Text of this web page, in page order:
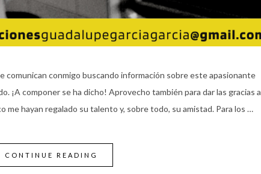
comunican conmigo buscando información sobre este apasionante
¡A componer se ha dicho! Aprovecho también para dar las gracias a
me hayan regalado su talento y, sobre todo, su amistad. Para los …
CONTINUE READING